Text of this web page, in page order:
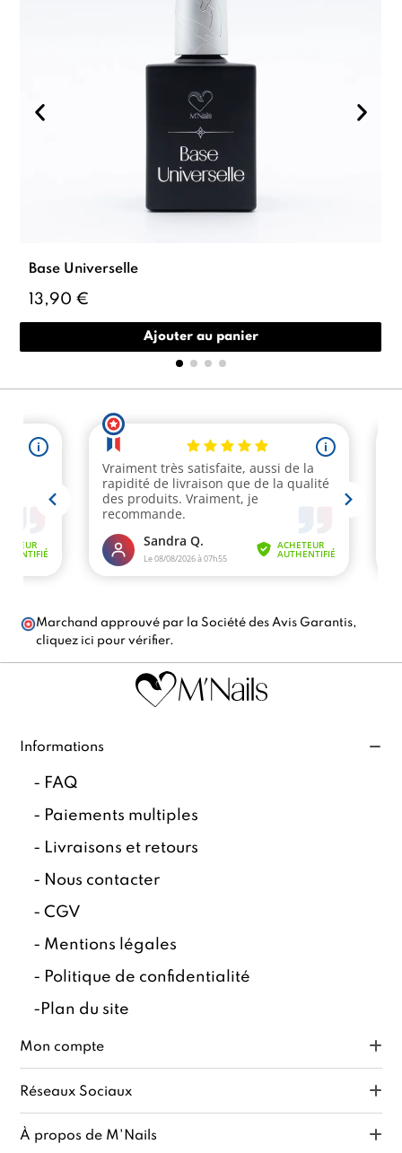
Base Universelle
13,90 €
Ajouter au panier
Marchand approuvé par la Société des Avis Garantis,
cliquez ici pour vérifier.
Informations
- FAQ
- Paiements multiples
- Livraisons et retours
- Nous contacter
-CGV
- Mentions légales
- Politique de confidentialité
- Plan du site
Mon compte
Réseaux Sociaux
À propos de M'Nails